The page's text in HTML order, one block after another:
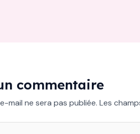
commentaire
mail ne sera pas publiée. Les